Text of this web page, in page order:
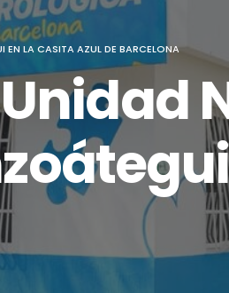
EN LA CASITA AZUL DE BARCELONA